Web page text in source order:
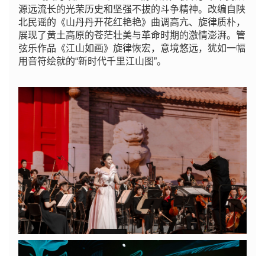
源远流长的光荣历史和坚强不拔的斗争精神。改编自陕
北民谣的《山丹丹开花红艳艳》曲调高亢、旋律质朴，
展现了黄土高原的苍茫壮美与革命时期的激情澎湃。管
弦乐作品《江山如画》旋律恢宏，意境悠远，犹如一幅
用音符绘就的“新时代千里江山图”。